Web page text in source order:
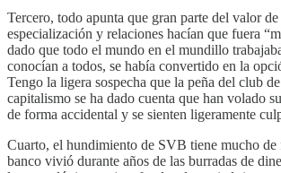
Tercero, todo apunta que gran parte del valor
especialización y relaciones hacían que fuera
dado que todo el mundo en el mundillo
conocían a todos, se había convertido en la
Tengo la ligera sospecha que la peña del club
capitalismo se ha dado cuenta que han volado
de forma accidental y se sienten ligeramente
Cuarto, el hundimiento de SVB tiene mucho de
banco vivió durante años de las burradas de